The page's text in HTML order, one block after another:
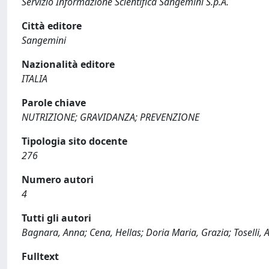
Città editore
Sangemini
Nazionalità editore
ITALIA
Parole chiave
NUTRIZIONE; GRAVIDANZA; PREVENZIONE
Tipologia sito docente
276
Numero autori
4
Tutti gli autori
Bagnara, Anna; Cena, Hellas; Doria Maria, Grazia; Toselli,
Fulltext